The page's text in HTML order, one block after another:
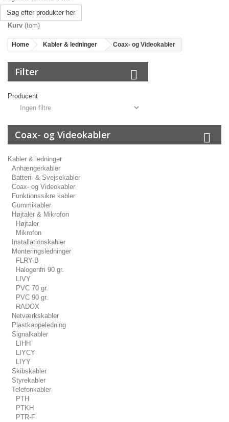
Søg efter produkter her
Kurv (tom)
Home Kabler & ledninger Coax- og Videokabler
Filter
Producent
Coax- og Videokabler
Kabler & ledninger
Anhængerkabler
Batteri- & Svejsekabler
Coax- og Videokabler
Funktionssikre kabler
Gummikabler
Højtaler & Mikrofon
Højtaler
Mikrofon
Installationskabler
Monteringsledninger
FLRY-B
Halogenfri 90 gr.
LIVY
PVC 70 gr.
PVC 90 gr.
RADOX
Netværkskabler
Plastkappeledning
Signalkabler
LIHH
LIYCY
LIYY
Skibskabler
Styrekabler
Telefonkabler
PTH
PTKH
PTR-F